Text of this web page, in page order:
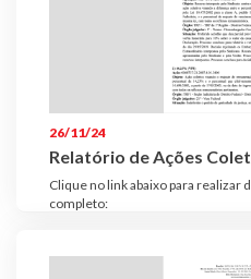
26/11/24
Relatório de Ações
Clique no link abaixo para realizar
completo: